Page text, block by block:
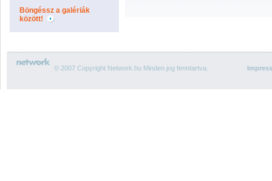
Böngéssz a galériák
között!
© 2007 Copyright Network.hu Minden jog fenntartva.